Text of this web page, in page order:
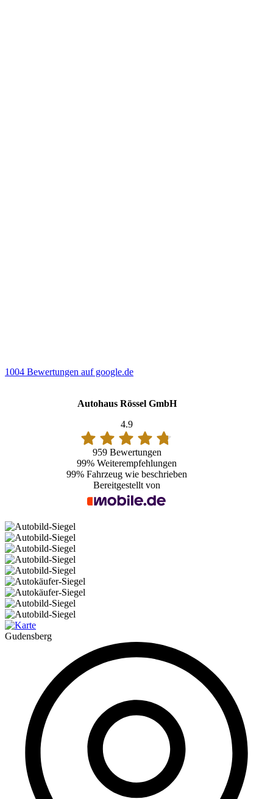
1004 Bewertungen auf google.de
Autohaus Rössel GmbH
4.9
959 Bewertungen
99% Weiterempfehlungen
99% Fahrzeug wie beschrieben
Bereitgestellt von
Gudensberg